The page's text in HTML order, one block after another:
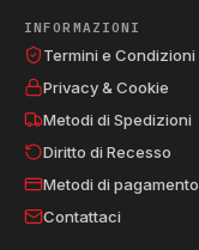
INFORMAZIONI
Termini e Condizioni
Privacy & Cookie
Metodi di Spedizioni
Diritto di Recesso
Metodi di pagamento
Contattaci